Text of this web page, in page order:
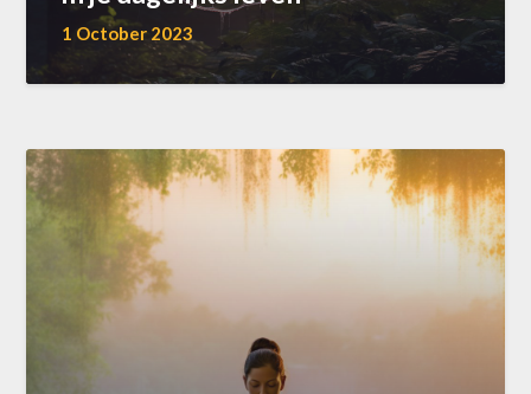
1 October 2023